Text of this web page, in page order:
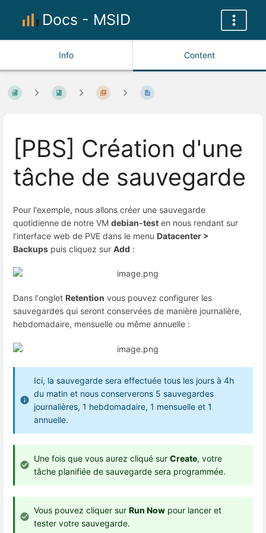
Docs - MSID
Info Content
[PBS] Création d'une
tâche de sauvegarde
Pour l'exemple, nous allons créer une sauvegarde
quotidienne de notre VM debian-test en nous rendant sur
l'interface web de PVE dans le menu Datacenter >
Backups puis cliquez sur Add :
Dans l'onglet Retention vous pouvez configurer les
sauvegardes qui seront conservées de manière journalière,
hebdomadaire, mensuelle ou même annuelle :
Ici, la sauvegarde sera effectuée tous les jours à 4h
du matin et nous conserverons 5 sauvegardes
journalières, 1 hebdomadaire, 1 mensuelle et 1
annuelle.
Une fois que vous aurez cliqué sur Create, votre
tâche planifiée de sauvegarde sera programmée.
Vous pouvez cliquer sur Run Now pour lancer et
tester votre sauvegarde.